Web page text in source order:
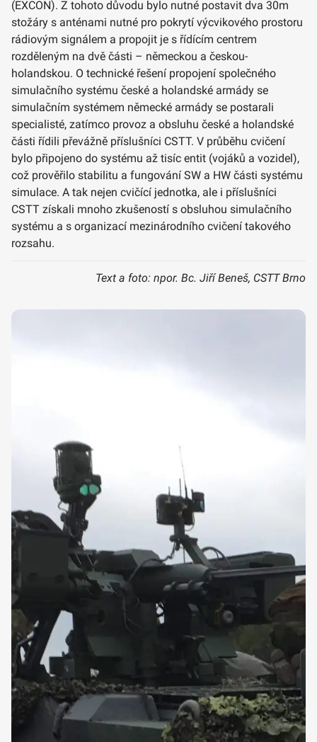
(EXCON). Z tohoto důvodu bylo nutné postavit dva 30m
stožáry s anténami nutné pro pokrytí výcvikového prostoru
rádiovým signálem a propojit je s řídícím centrem
rozděleným na dvě části – německou a českou-
holandskou. O technické řešení propojení společného
simulačního systému české a holandské armády se
simulačním systémem německé armády se postarali
specialisté, zatímco provoz a obsluhu české a holandské
části řídili převážně příslušníci CSTT. V průběhu cvičení
bylo připojeno do systému až tisíc entit (vojáků a vozidel),
což prověřilo stabilitu a fungování SW a HW části systému
simulace. A tak nejen cvičící jednotka, ale i příslušníci
CSTT získali mnoho zkušeností s obsluhou simulačního
systému a s organizací mezinárodního cvičení takového
rozsahu.
Text a foto: npor. Bc. Jiří Beneš, CSTT Brno